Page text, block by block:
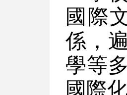
國際
係，
學等
國際